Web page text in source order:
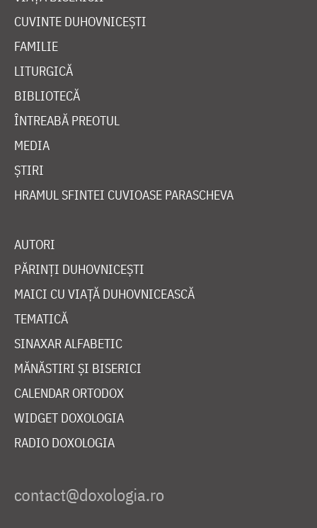
CUVINTE DUHOVNICEȘTI
FAMILIE
LITURGICĂ
BIBLIOTECĂ
ÎNTREABĂ PREOTUL
MEDIA
ȘTIRI
HRAMUL SFINTEI CUVIOASE PARASCHEVA
AUTORI
PĂRINȚI DUHOVNICEȘTI
MAICI CU VIAȚĂ DUHOVNICEASCĂ
TEMATICĂ
SINAXAR ALFABETIC
MĂNĂSTIRI ȘI BISERICI
CALENDAR ORTODOX
WIDGET DOXOLOGIA
RADIO DOXOLOGIA